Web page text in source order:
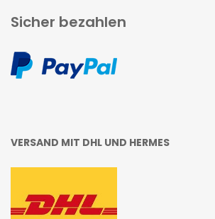
Sicher bezahlen
VERSAND MIT DHL UND HERMES